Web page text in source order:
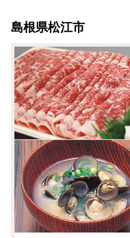
島根県松江市